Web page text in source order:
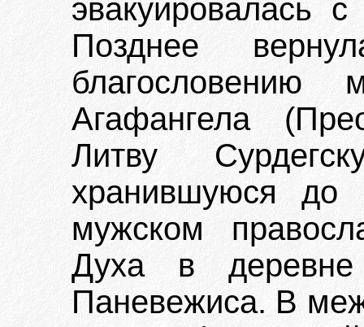
эвакуировалась
Позднее
благословению
Агафангела
Литву
хранившуюся
мужском
Духа в
Паневежиса. В